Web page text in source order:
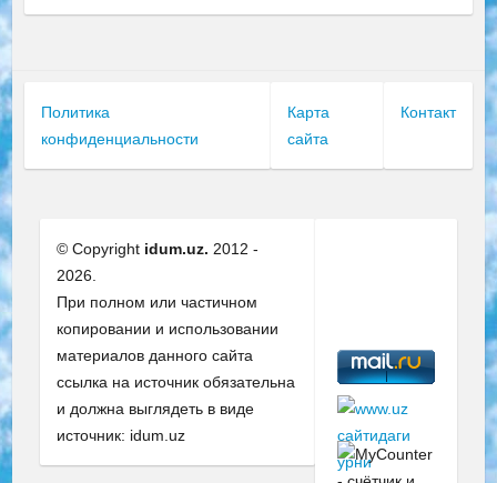
Политика
конфиденциальности
Карта
сайта
Контакт
© Copyright idum.uz. 2012 -
2026.
При полном или частичном
копировании и использовании
материалов данного сайта
ссылка на источник обязательна
и должна выглядеть в виде
источник: idum.uz